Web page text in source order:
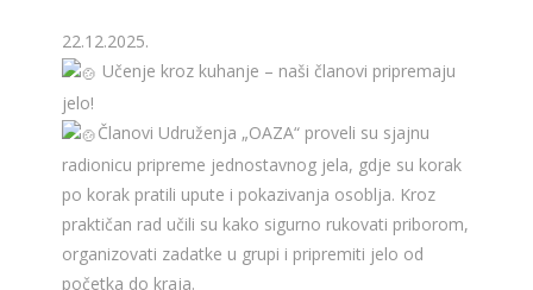
22.12.2025.
Učenje kroz kuhanje – naši članovi pripremaju
jelo!
Članovi Udruženja „OAZA“ proveli su sjajnu
radionicu pripreme jednostavnog jela, gdje su korak
po korak pratili upute i pokazivanja osoblja. Kroz
praktičan rad učili su kako sigurno rukovati priborom,
organizovati zadatke u grupi i pripremiti jelo od
početka do kraja.